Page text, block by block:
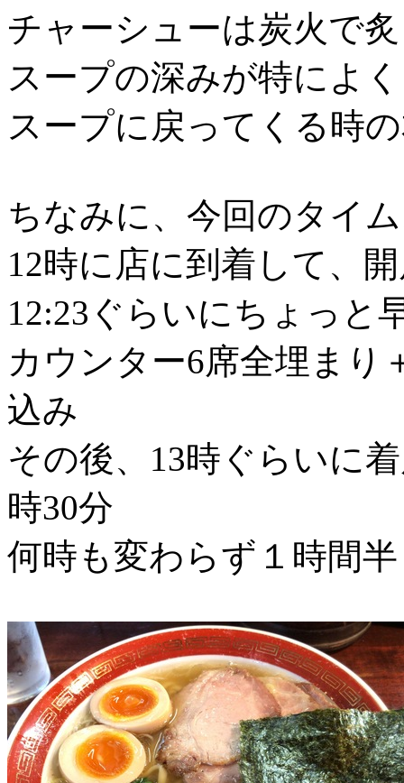
チャーシューは炭火で
スープの深みが特によ
スープに戻ってくる時
ちなみに、今回のタイ
12時に店に到着して、
12:23ぐらいにちょっと
カウンター6席全埋まり
込み
その後、13時ぐらいに
時30分
何時も変わらず１時間